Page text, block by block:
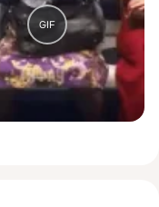
GIF